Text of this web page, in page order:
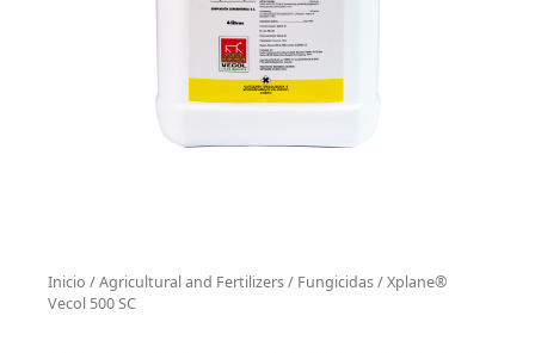
Inicio /Agricultural and Fertilizers/ Fungicidas/ Xplane®
Vecol 500 SC